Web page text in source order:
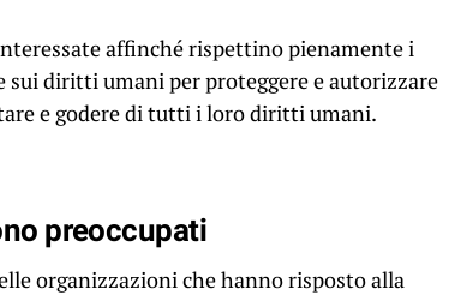
affinché rispettino pienamente i
diritti umani per proteggere e autorizzare
e godere di tutti i loro diritti umani.
preoccupati
organizzazioni che hanno risposto alla